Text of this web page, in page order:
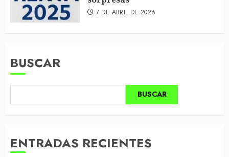
7 DE ABRIL DE 2026
BUSCAR
BUSCAR
ENTRADAS RECIENTES